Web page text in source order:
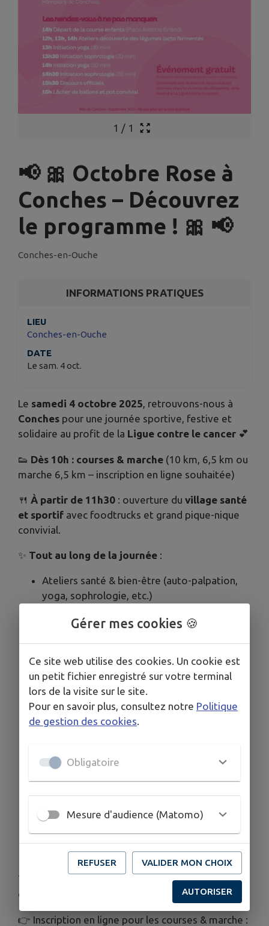
1 / 1
📢 🎀 Octobre Rose à
Conches – Découvrez
le programme ! 🎀 📢
Conches-en-Ouche
INFORMATIONS PRATIQUES
LIEU
Conches-en-Ouche
DATE
Le sam. 4 oct.
Le samedi 4 octobre 2025, retrouvons-nous à
Conches pour une journée sportive, festive et
solidaire au profit de la Ligue contre le cancer 💕
👟 Dès 10h : courses & marche (10 km, 6,5 km ou
marche 6,5 km – inscription en ligne souhaitée)
🍴 À partir de 11h30 : ouverture du village santé
et sportif avec foodtrucks et grand pique-nique
convivial.
✨ Tout au long de la journée :
Ateliers santé & bien-être (auto-palpation,
yoga, sophrologie, etc.)
Découverte des légumes lacto-fermentés
Initiations sportives (boxe, tennis, pétanque)
Vente de pâtisseries solidaires
Stands santé & partenaires (CPAM, MSA,
Ligue contre le cancer…)
10h15 : Départ des courses et marche
15h30 : Discours officiels
Événement gratuit
(hors courses/marche) –
Tous les bénéfices reversés à la Ligue contre le
cancer.
👉 Inscription en ligne pour les courses & marche :
Gérer mes cookies 🍪
Ce site web utilise des cookies. Un cookie est
un petit fichier enregistré sur votre terminal
lors de la visite sur le site.
Pour en savoir plus, consultez notre Politique
de gestion des cookies
Obligatoire
Mesure d'audience (Matomo)
REFUSER VALIDER MON CHOIX
AUTORISER